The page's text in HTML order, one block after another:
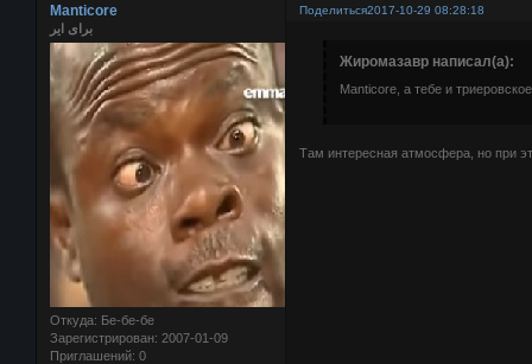
Поделиться2017-10-29 08:28:18
Manticore
برای ایر
Откуда: Бе-бе-бе
Зарегистрирован: 2007-01-09
Приглашений: 0
Жиромазавр написал(а):
Manticore, а тебе и
Там интересная атмосфера, но при